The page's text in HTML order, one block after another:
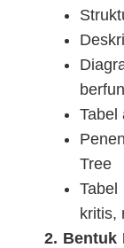
Tabel
Tree
kritis,
2. Bentuk